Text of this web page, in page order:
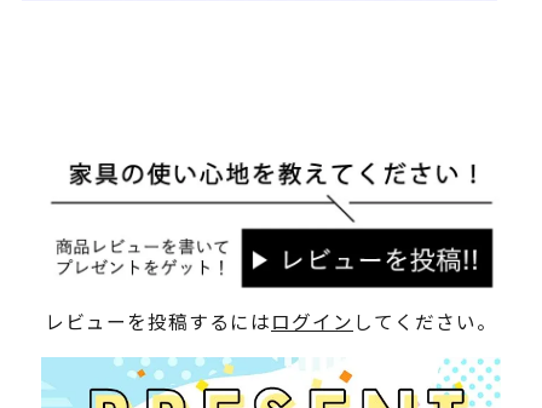
レビューを投稿するにはログイン してください。